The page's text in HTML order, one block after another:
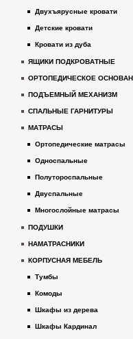
Двухъярусные кровати
Детские кровати
Кровати из дуба
ЯЩИКИ ПОДКРОВАТНЫЕ
ОРТОПЕДИЧЕСКОЕ
ПОДЪЕМНЫЙ МЕХАНИЗМ
СПАЛЬНЫЕ ГАРНИТУРЫ
МАТРАСЫ
Ортопедические матрасы
Односпальные
Полутороспальные
Двуспальные
Многослойные матрасы
ПОДУШКИ
НАМАТРАСНИКИ
КОРПУСНАЯ МЕБЕЛЬ
Тумбы
Комоды
Шкафы из дерева
Шкафы Кардинал